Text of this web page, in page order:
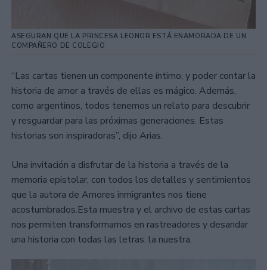
ASEGURAN QUE LA PRINCESA LEONOR ESTÁ ENAMORADA DE UN
COMPAÑERO DE COLEGIO
“Las cartas tienen un componente íntimo, y poder contar la
historia de amor a través de ellas es mágico. Además,
como argentinos, todos tenemos un relato para descubrir
y resguardar para las próximas generaciones. Estas
historias son inspiradoras”, dijo Arias.
Una invitación a disfrutar de la historia a través de la
memoria epistolar, con todos los detalles y sentimientos
que la autora de Amores inmigrantes nos tiene
acostumbrados.Esta muestra y el archivo de estas cartas
nos permiten transformarnos en rastreadores y desandar
una historia con todas las letras: la nuestra.